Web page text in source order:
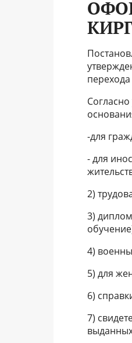
-для
- для
2)
3)
4)
5) для
6)
7)